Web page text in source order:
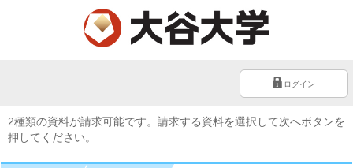
ログイン
2種類の資料が請求可能です。請求する資料を選択して次へボタンを
押してください。